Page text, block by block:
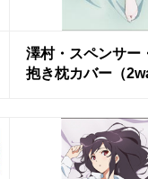
澤村・スペンサー
抱き枕カバー（